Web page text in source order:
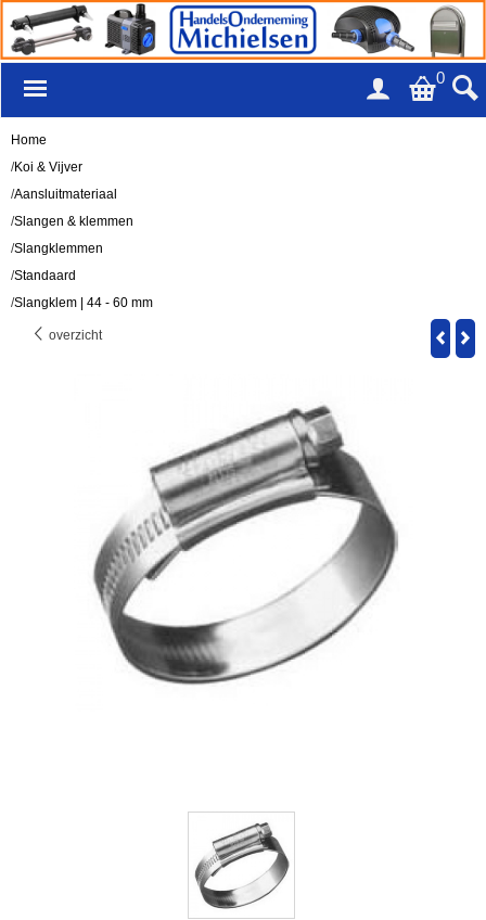
0
Home
/Koi & Vijver
/Aansluitmateriaal
/Slangen & klemmen
/Slangklemmen
/Standaard
/Slangklem | 44 - 60 mm
overzicht